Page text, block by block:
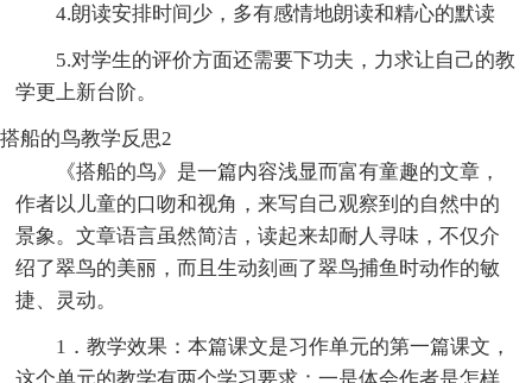
4.朗读安排时间少，多有感情地朗读和精心的默读
5.对学生的评价方面还需要下功夫，力求让自己的教
学更上新台阶。
搭船的鸟教学反思2
《搭船的鸟》是一篇内容浅显而富有童趣的文章，
作者以儿童的口吻和视角，来写自己观察到的自然中的
景象。文章语言虽然简洁，读起来却耐人寻味，不仅介
绍了翠鸟的美丽，而且生动刻画了翠鸟捕鱼时动作的敏
捷、灵动。
1．教学效果：本篇课文是习作单元的第一篇课文，
这个单元的教学有两个学习要求：一是体会作者是怎样